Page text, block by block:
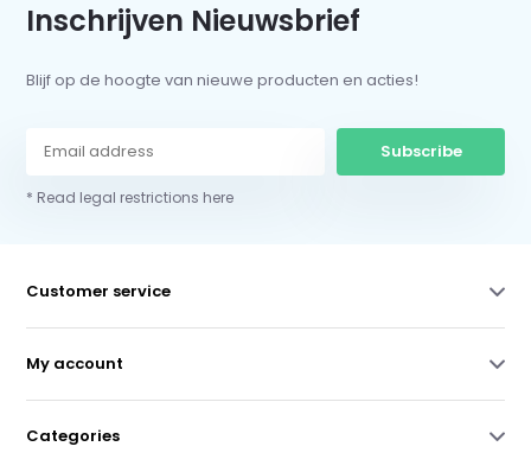
Inschrijven Nieuwsbrief
Blijf op de hoogte van nieuwe producten en acties!
Subscribe
* Read legal restrictions here
Customer service
My account
Categories